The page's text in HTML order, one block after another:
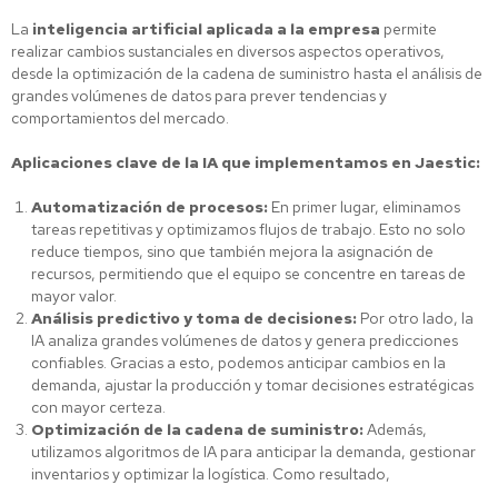
La inteligencia artificial aplicada a la empresa permite
realizar cambios sustanciales en diversos aspectos operativos,
desde la optimización de la cadena de suministro hasta el análisis de
grandes volúmenes de datos para prever tendencias y
comportamientos del mercado.
Aplicaciones clave de la IA que implementamos en Jaestic:
Automatización de procesos: En primer lugar, eliminamos
tareas repetitivas y optimizamos flujos de trabajo. Esto no solo
reduce tiempos, sino que también mejora la asignación de
recursos, permitiendo que el equipo se concentre en tareas de
mayor valor.
Análisis predictivo y toma de decisiones: Por otro lado, la
IA analiza grandes volúmenes de datos y genera predicciones
confiables. Gracias a esto, podemos anticipar cambios en la
demanda, ajustar la producción y tomar decisiones estratégicas
con mayor certeza.
Optimización de la cadena de suministro:Además,
utilizamos algoritmos de IA para anticipar la demanda, gestionar
inventarios y optimizar la logística. Como resultado,